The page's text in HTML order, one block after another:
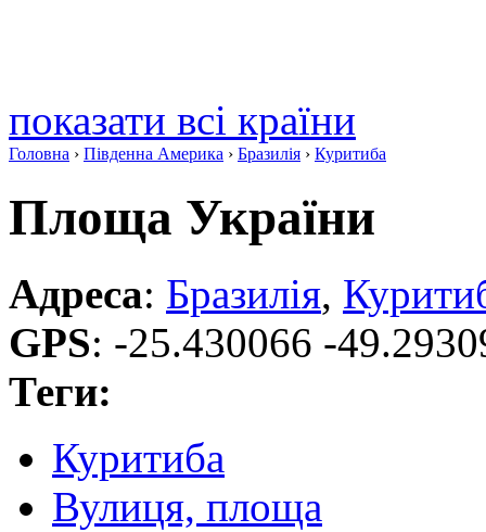
показати всі країни
Головна › Південна Америка › Бразилія › Куритиба
Площа України
Адреса: Бразилія,
GPS: -25.430066 -
Теги:
Куритиба
Вулиця, площа